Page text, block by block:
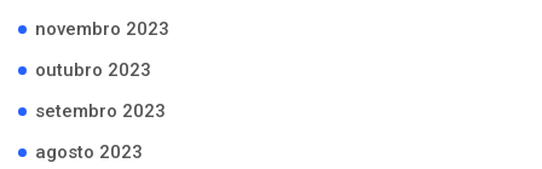
novembro 2023
outubro 2023
setembro 2023
agosto 2023